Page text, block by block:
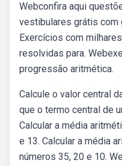
Webconfira aqui
vestibulares grátis com
Exercícios com
resolvidas para.
progressão aritmética.
Calcule o valor central
que o termo central de
Calcular a média
e 13. Calcular a média
números 35, 20 e 10.